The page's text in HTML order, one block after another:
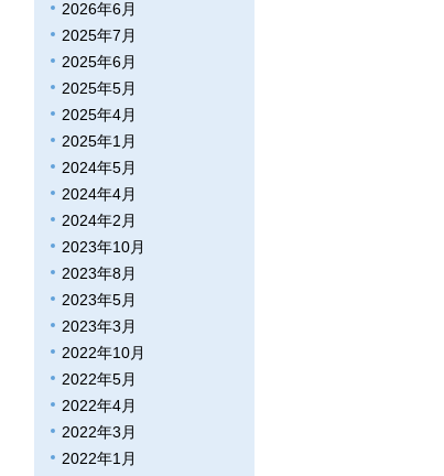
2026年6月
2025年7月
2025年6月
2025年5月
2025年4月
2025年1月
2024年5月
2024年4月
2024年2月
2023年10月
2023年8月
2023年5月
2023年3月
2022年10月
2022年5月
2022年4月
2022年3月
2022年1月